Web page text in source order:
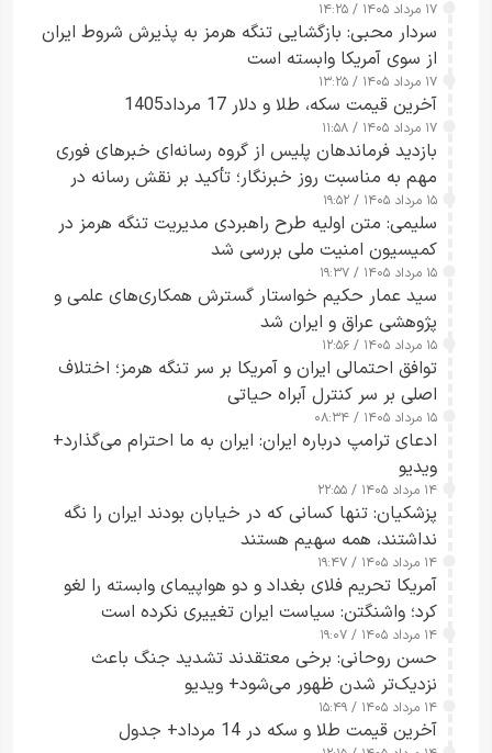
۱۷ مرداد ۱۴۰۵ / ۱۴:۲۵
سردار محبی: بازگشایی تنگه هرمز به پذیرش شروط ایران
از سوی آمریکا وابسته است
۱۷ مرداد ۱۴۰۵ / ۱۳:۲۵
آخرین قیمت سکه، طلا و دلار 17 مرداد1405
۱۷ مرداد ۱۴۰۵ / ۱۱:۵۸
بازدید فرماندهان پلیس از گروه رسانه‌ای خبرهای فوری
مهم به مناسبت روز خبرنگار؛ تأکید بر نقش رسانه در
تقویت امنیت و اعتماد عمومی
۱۵ مرداد ۱۴۰۵ / ۱۹:۵۲
سلیمی: متن اولیه طرح راهبردی مدیریت تنگه هرمز در
کمیسیون امنیت ملی بررسی شد
۱۵ مرداد ۱۴۰۵ / ۱۹:۳۷
سید عمار حکیم خواستار گسترش همکاری‌های علمی و
پژوهشی عراق و ایران شد
۱۵ مرداد ۱۴۰۵ / ۱۲:۵۶
توافق احتمالی ایران و آمریکا بر سر تنگه هرمز؛ اختلاف
اصلی بر سر کنترل آبراه حیاتی
۱۵ مرداد ۱۴۰۵ / ۰۸:۳۴
ادعای ترامپ درباره ایران: ایران به ما احترام می‌گذارد+
ویدیو
۱۴ مرداد ۱۴۰۵ / ۲۲:۵۵
پزشکیان: تنها کسانی که در خیابان بودند ایران را نگه
نداشتند، همه سهیم هستند
۱۴ مرداد ۱۴۰۵ / ۱۹:۴۷
آمریکا تحریم فلای بغداد و دو هواپیمای وابسته را لغو
کرد؛ واشنگتن: سیاست ایران تغییری نکرده است
۱۴ مرداد ۱۴۰۵ / ۱۹:۰۷
حسن روحانی: برخی معتقدند تشدید جنگ باعث
نزدیک‌تر شدن ظهور می‌شود+ ویدیو
۱۴ مرداد ۱۴۰۵ / ۱۵:۴۹
آخرین قیمت طلا و سکه در 14 مرداد+ جدول